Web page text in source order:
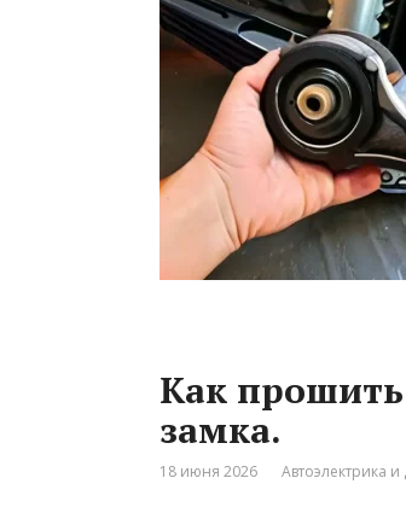
Как
замка.
18 июня 2026 Автоэлектрика и